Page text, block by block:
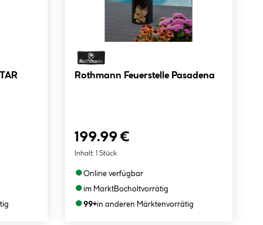
Rothmann Feuerstelle Pasadena
199.99 €
Inhalt: 1 Stück
●Online verfügbar
●im MarktBocholtvorrätig
●99+in anderen Märktenvorrätig